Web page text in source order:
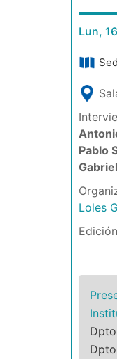
Lun,
Pablo
Loles